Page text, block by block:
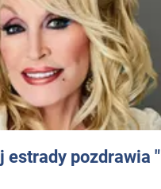
estrady pozdrawia